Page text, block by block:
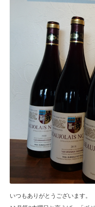
いつもありがとうございます。